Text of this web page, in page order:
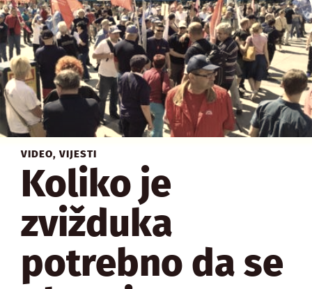
VIDEO,VIJESTI
Koliko je
zvižduka
potrebno da se